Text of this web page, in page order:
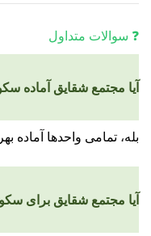
❓ سوالات متداول
آیا مجتمع شقایق آماده
بله، تمامی واحدها آماده
آیا مجتمع شقایق برای